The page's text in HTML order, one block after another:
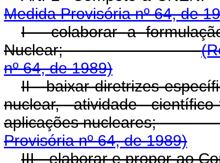
Medida Provisória nº 64, de
I - colaborar a
Nuclear;
nº 64, de 1989)
II - baixar diretrizes
nuclear, atividade
aplicações
Provisória nº 64, de 1989)
III - elaborar e propor ao